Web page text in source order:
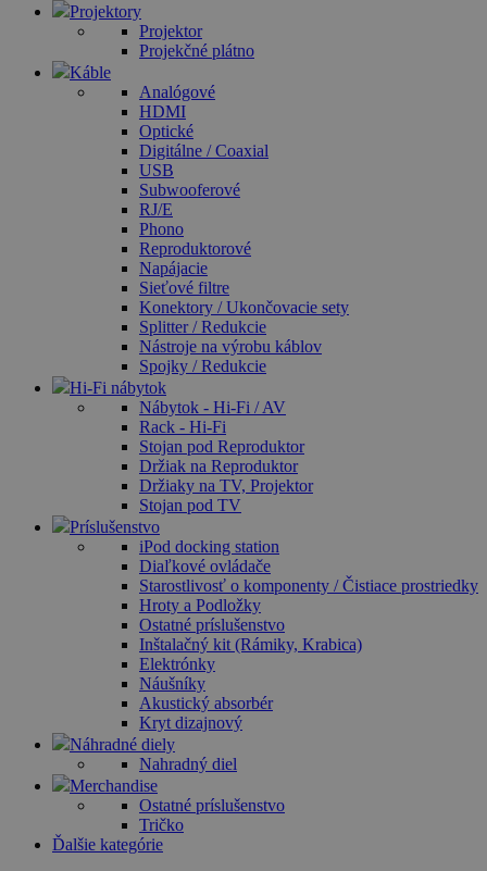
Projektory
Projektor
Projekčné plátno
Káble
Analógové
HDMI
Optické
Digitálne / Coaxial
USB
Subwooferové
RJ/E
Phono
Reproduktorové
Napájacie
Sieťové filtre
Konektory / Ukončovacie sety
Splitter / Redukcie
Nástroje na výrobu káblov
Spojky / Redukcie
Hi-Fi nábytok
Nábytok - Hi-Fi / AV
Rack - Hi-Fi
Stojan pod Reproduktor
Držiak na Reproduktor
Držiaky na TV, Projektor
Stojan pod TV
Príslušenstvo
iPod docking station
Diaľkové ovládače
Starostlivosť o komponenty / Čistiace prostriedky
Hroty a Podložky
Ostatné príslušenstvo
Inštalačný kit (Rámiky, Krabica)
Elektrónky
Náušníky
Akustický absorbér
Kryt dizajnový
Náhradné diely
Nahradný diel
Merchandise
Ostatné príslušenstvo
Tričko
Ďalšie kategórie